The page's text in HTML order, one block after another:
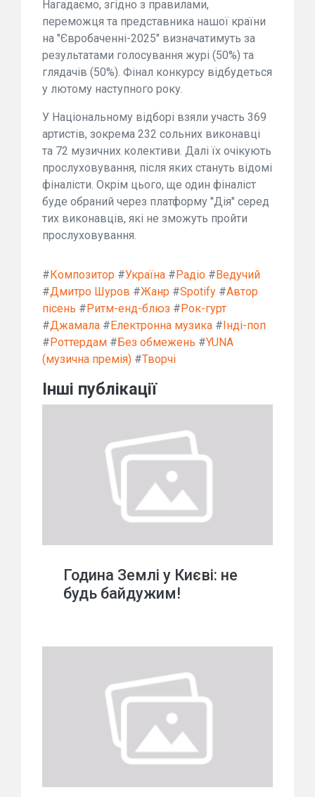
Нагадаємо, згідно з правилами,
переможця та представника нашої країни
на "Євробаченні-2025" визначатимуть за
результатами голосування журі (50%) та
глядачів (50%). Фінал конкурсу відбудеться
у лютому наступного року.
У Національному відборі взяли участь 369
артистів, зокрема 232 сольних виконавці
та 72 музичних колективи. Далі їх очікують
прослуховування, після яких стануть відомі
фіналісти. Окрім цього, ще один фіналіст
буде обраний через платформу "Дія" серед
тих виконавців, які не зможуть пройти
прослуховування.
#Композитор #Україна #Радіо #Ведучий
#Дмитро Шуров #Жанр #Spotify #Автор
пісень #Ритм-енд-блюз #Рок-гурт
#Джамала #Електронна музика #Інді-поп
#Роттердам #Без обмежень #YUNA
(музична премія) #Творчі
Інші публікації
Година Землі у Києві: не
будь байдужим!